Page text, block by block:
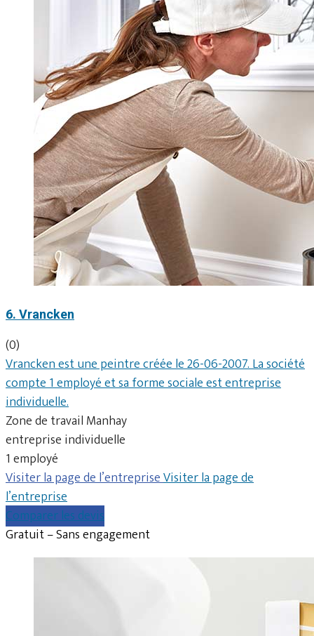
6. Vrancken
(0)
Vrancken est une peintre créée le 26-06-2007. La société
compte 1 employé et sa forme sociale est entreprise
individuelle.
Zone de travail Manhay
entreprise individuelle
1 employé
Visiter la page de l’entrepriseVisiter la page de
l’entreprise
Comparer les devis
Gratuit – Sans engagement